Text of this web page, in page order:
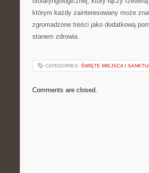
którym każdy zainteresowany może
zgromadzone treści jako dodatkową
stanem zdrowia.
CATEGORIES: ŚWIĘTE MIEJSCA I
Comments are closed.